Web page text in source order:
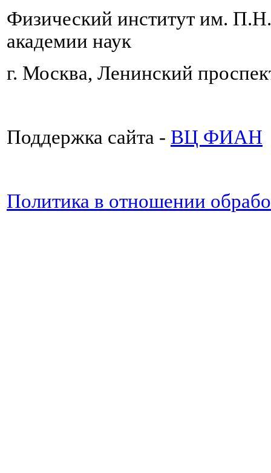
Физический институт им.
академии наук
г. Москва, Ленинский
Поддержка сайта - ВЦ ФИАН
Политика в отношении